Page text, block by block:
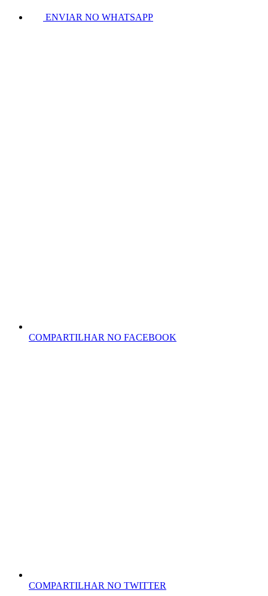
ENVIAR NO WHATSAPP
COMPARTILHAR NO FACEBOOK
COMPARTILHAR NO TWITTER